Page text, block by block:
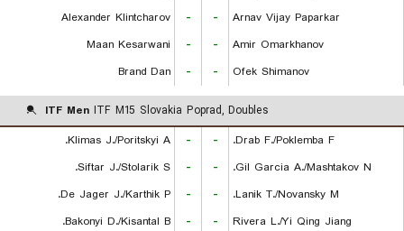
Alexander Klintcharov
- -
Arnav Vijay Paparkar
Maan Kesarwani
- -
Amir Omarkhanov
Brand Dan
- - Ofek Shimanov
ITF Men ITF M15 Slovakia Poprad, Doubles
Klimas J./Poritskyi A.
- -
Drab F./Poklemba F.
Siftar J./Stolarik S.
- -
Gil Garcia A./Mashtakov N.
De Jager J./Karthik P.
- -
Lanik T./Novansky M.
Bakonyi D./Kisantal B.
- - Rivera L./Yi Qing Jiang